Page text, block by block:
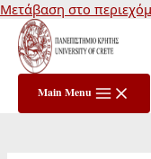
Μετάβαση στο
Main Menu